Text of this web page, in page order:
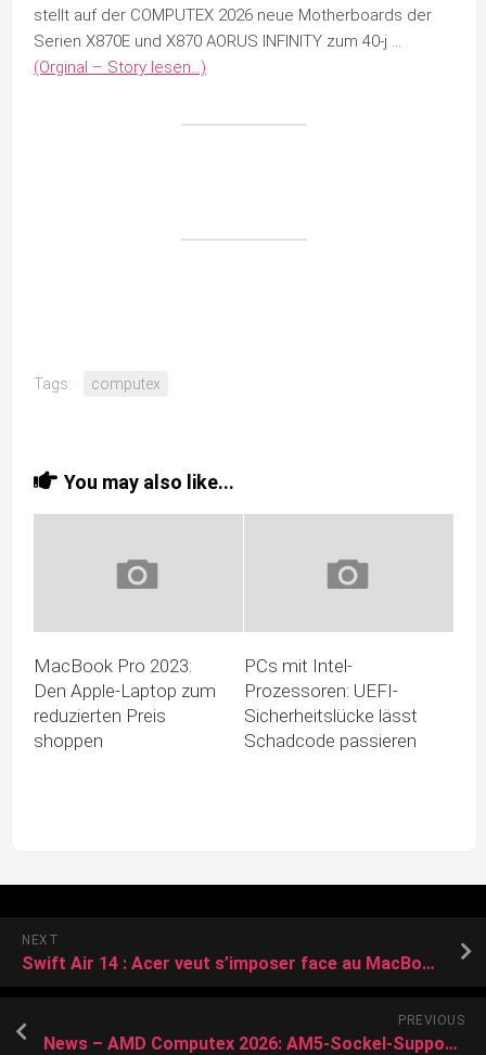
stellt auf der COMPUTEX 2026 neue Motherboards der
Serien X870E und X870 AORUS INFINITY zum 40-j …
(Orginal – Story lesen…)
Tags: computex
You may also like...
MacBook Pro 2023:
Den Apple-Laptop zum
reduzierten Preis
shoppen
PCs mit Intel-
Prozessoren: UEFI-
Sicherheitslücke lässt
Schadcode passieren
NEXT
Swift Air 14 : Acer veut s’imposer face au MacBook Neo avec un laptop à 799 €
PREVIOUS
News – AMD Computex 2026: AM5-Sockel-Support bis 2029 und 10 Jahre AM4 mit Jubiläums-CPU